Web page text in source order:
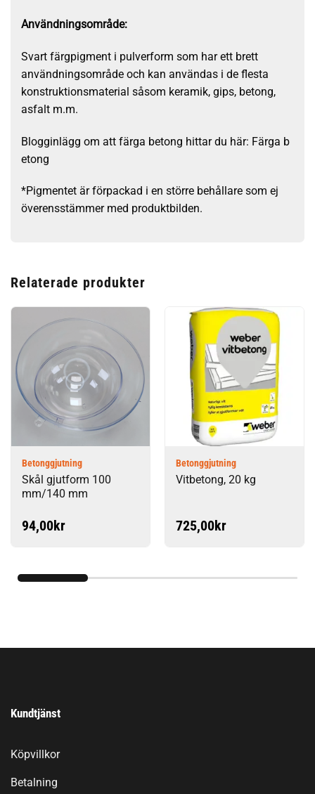
Användningsområde:
Svart färgpigment i pulverform som har ett brett
användningsområde och kan användas i de flesta
konstruktionsmaterial såsom keramik, gips, betong,
asfalt m.m.
Blogginlägg om att färga betong hittar du här: Färga b
etong
*Pigmentet är förpackad i en större behållare som ej
överensstämmer med produktbilden.
Relaterade produkter
Betonggjutning
Skål gjutform 100
mm/140 mm
94,00kr
Betonggjutning
Vitbetong, 20 kg
725,00kr
Kundtjänst
Köpvillkor
Betalning